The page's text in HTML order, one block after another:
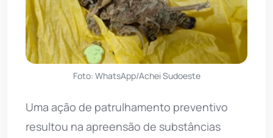
Foto: WhatsApp/Achei Sudoeste
Uma ação de patrulhamento preventivo
resultou na apreensão de substâncias